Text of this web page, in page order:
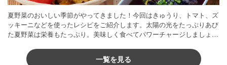
夏野菜のおいしい季節がやってきました！今回はきゅうり、トマト、ズ
ッキーニなどを使ったレシピをご紹介します。太陽の光をたっぷりあび
た夏野菜は栄養もたっぷり。美味しく食べてパワーチャージしましょう
一覧を見る